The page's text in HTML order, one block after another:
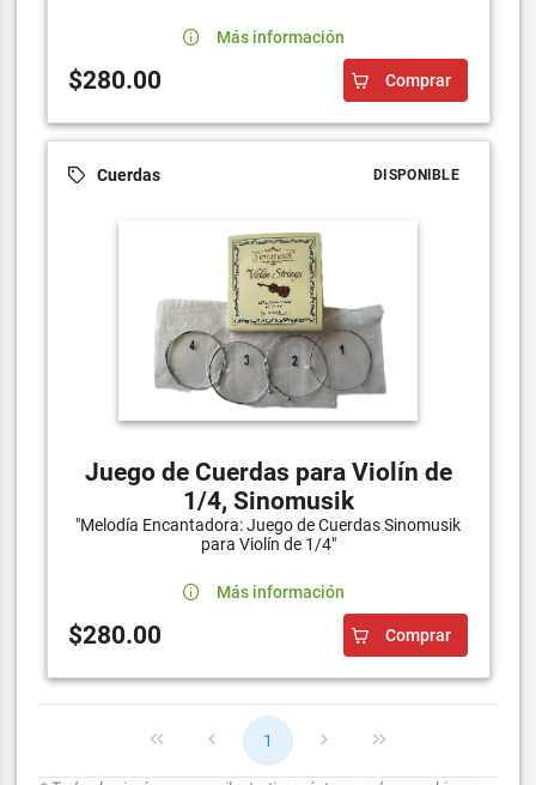
Más información
$280.00 Comprar
Cuerdas DISPONIBLE
Juego de Cuerdas para Violín de
1/4, Sinomusik
"Melodía Encantadora: Juego de Cuerdas Sinomusik
para Violín de 1/4"
Más información
$280.00 Comprar
1